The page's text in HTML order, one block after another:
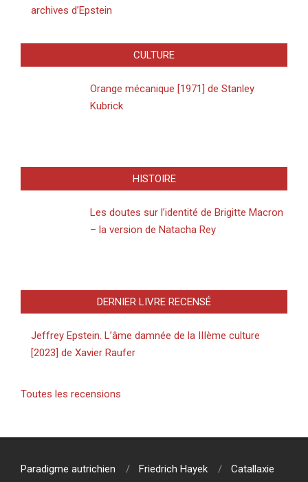
archives d’Epstein
CULTURE
Orange mécanique [1971] de Stanley
Kubrick
HISTOIRE
Les doutes sur l’identité de Brigitte Macron
– la version de Natacha Rey
DERNIER LIVRE RECENSÉ
Jeffrey Epstein. L’âme damnée de la IIIème culture
[2023] de Xavier Raufer
Toutes les recensions
Paradigme autrichien Friedrich Hayek Catallaxie